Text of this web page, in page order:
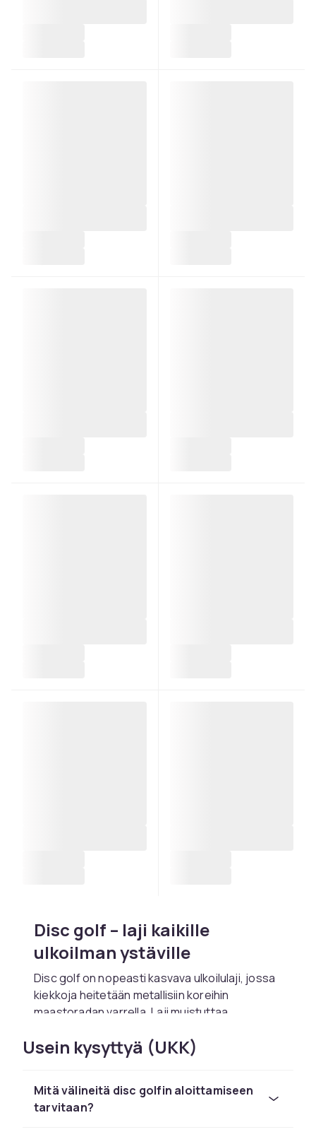
Disc golf – laji kaikille
ulkoilman ystäville
Disc golf on nopeasti kasvava ulkoilulaji, jossa
kiekkoja heitetään metallisiin koreihin
maastoradan varrella. Laji muistuttaa
frisbeekiekko pallon sijaan. Reitti kulkee usein
metsässä, niityllä tai puistoalueella, ja jokainen
golfia voi harrastaa iästä tai kuntotasosta
riippumatta, sillä laji kehittää tasapainoa,
Usein kysyttyä (UKK)
Mitä välineitä disc golfin aloittamiseen
tarvitaan?